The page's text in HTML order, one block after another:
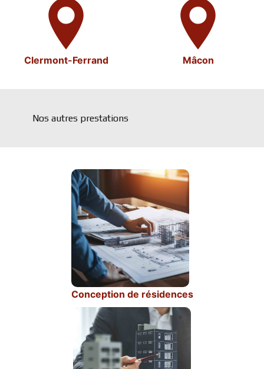
Clermont-Ferrand Mâcon
Nos autres prestations
Conception de résidences